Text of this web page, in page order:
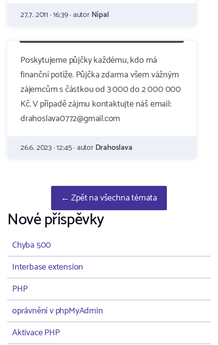
27.7. 2011 · 16:39 · autorNípal
Poskytujeme půjčky každému, kdo má
finanční potíže. Půjčka zdarma všem vážným
zájemcům s částkou od 3 000 do 2 000 000
Kč. V případě zájmu kontaktujte náš email:
drahoslava0772@gmail.com
26.6. 2023 · 12:45 · autorDrahoslava
← Zpět na všechna témata
Nové příspěvky
Chyba 500
Interbase extension
PHP
oprávnění v phpMyAdmin
Aktivace PHP